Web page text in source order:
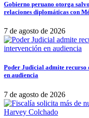
Gobierno peruano otorga
relaciones diplomáticas con
7 de agosto de 2026
Poder Judicial admite recurso
en audiencia
7 de agosto de 2026